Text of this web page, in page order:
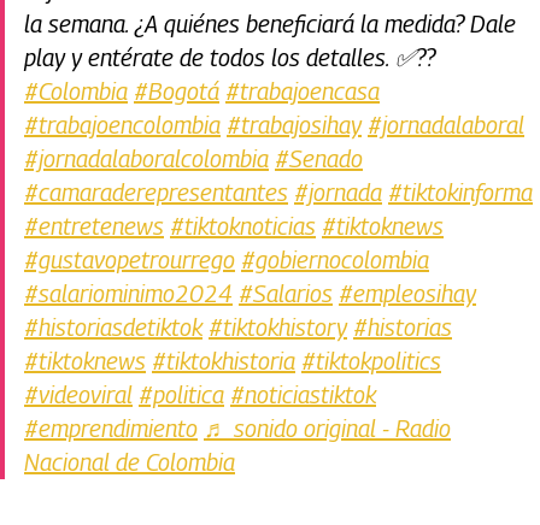
la semana. ¿A quiénes beneficiará la medida? Dale
play y entérate de todos los detalles. ✅??
#Colombia #Bogotá #trabajoencasa
#trabajoencolombia #trabajosihay #jornadalaboral
#jornadalaboralcolombia #Senado
#camaraderepresentantes #jornada #tiktokinforma
#entretenews #tiktoknoticias #tiktoknews
#gustavopetrourrego #gobiernocolombia
#salariominimo2024 #Salarios #empleosihay
#historiasdetiktok #tiktokhistory #historias
#tiktoknews #tiktokhistoria #tiktokpolitics
#videoviral #politica #noticiastiktok
#emprendimiento ♬ sonido original - Radio
Nacional de Colombia